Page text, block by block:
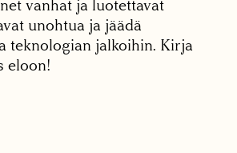
vanhat ja luotettavat
unohtua ja jäädä
teknologian jalkoihin. Kirja
eloon!